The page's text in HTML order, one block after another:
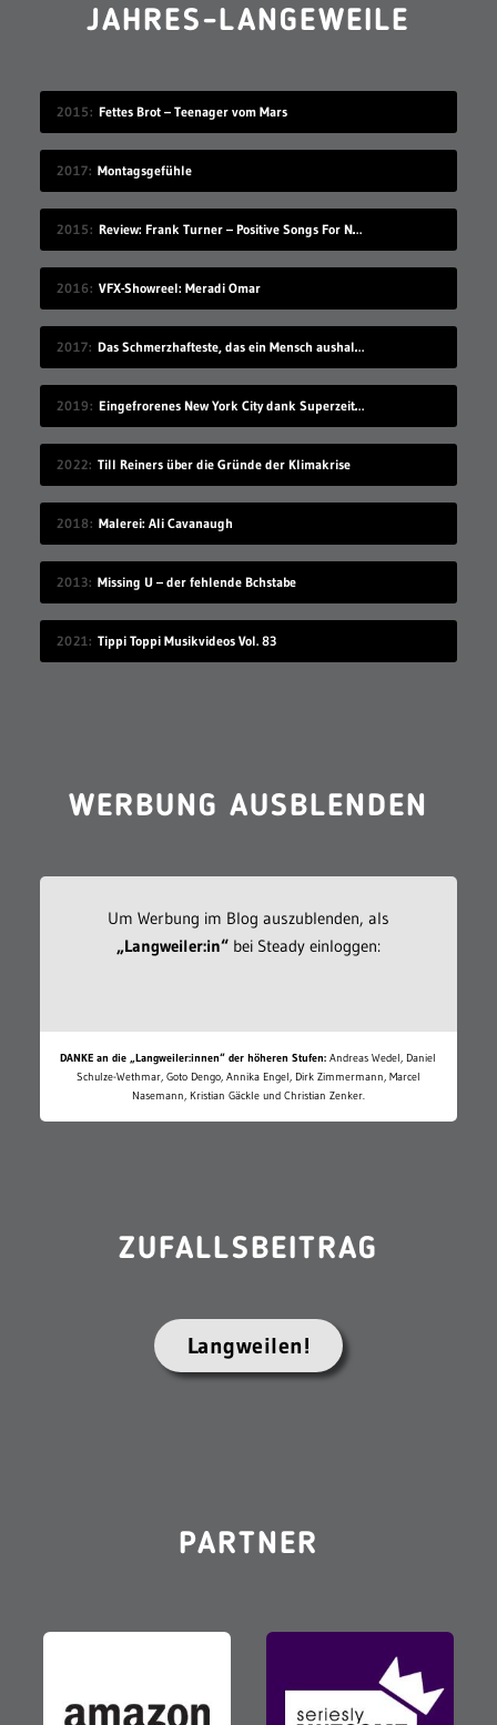
JAHRES-LANGEWEILE
2015 Fettes Brot – Teenager vom Mars
2017 Montagsgefühle
2015 Review: Frank Turner – Positive Songs For Negative People
2016 VFX-Showreel: Meradi Omar
2017 Das Schmerzhafteste, das ein Mensch aushalten kann
2019 Eingefrorenes New York City dank Superzeitlupe
2022 Till Reiners über die Gründe der Klimakrise
2018 Malerei: Ali Cavanaugh
2013 Missing U – der fehlende Bchstabe
2021 Tippi Toppi Musikvideos Vol. 83
WERBUNG AUSBLENDEN
Um Werbung im Blog auszublenden, als
„Langweiler:in“bei Steady einloggen:
DANKE an die „Langweiler:innen“ der höheren Stufen: Andreas Wedel, Daniel
Schulze-Wethmar, Goto Dengo, Annika Engel, Dirk Zimmermann, Marcel
Nasemann, Kristian Gäckle und Christian Zenker.
ZUFALLSBEITRAG
Langweilen!
PARTNER